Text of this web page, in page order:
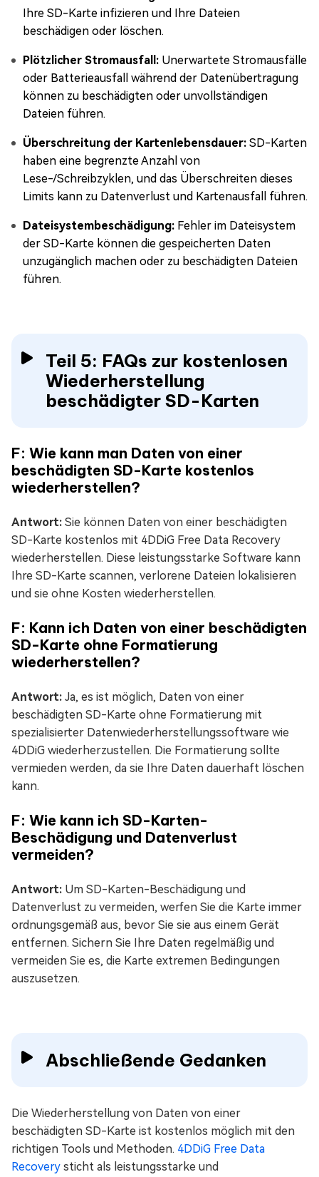
Ihre SD-Karte infizieren und Ihre Dateien
beschädigen oder löschen.
Plötzlicher Stromausfall: Unerwartete Stromausfälle
oder Batterieausfall während der Datenübertragung
können zu beschädigten oder unvollständigen
Dateien führen.
Überschreitung der Kartenlebensdauer: SD-Karten
haben eine begrenzte Anzahl von
Lese-/Schreibzyklen, und das Überschreiten dieses
Limits kann zu Datenverlust und Kartenausfall führen.
Dateisystembeschädigung: Fehler im Dateisystem
der SD-Karte können die gespeicherten Daten
unzugänglich machen oder zu beschädigten Dateien
führen.
Teil 5: FAQs zur kostenlosen
Wiederherstellung
beschädigter SD-Karten
F: Wie kann man Daten von einer
beschädigten SD-Karte kostenlos
wiederherstellen?
Antwort: Sie können Daten von einer beschädigten
SD-Karte kostenlos mit 4DDiG Free Data Recovery
wiederherstellen. Diese leistungsstarke Software kann
Ihre SD-Karte scannen, verlorene Dateien lokalisieren
und sie ohne Kosten wiederherstellen.
F: Kann ich Daten von einer beschädigten
SD-Karte ohne Formatierung
wiederherstellen?
Antwort: Ja, es ist möglich, Daten von einer
beschädigten SD-Karte ohne Formatierung mit
spezialisierter Datenwiederherstellungssoftware wie
4DDiG wiederherzustellen. Die Formatierung sollte
vermieden werden, da sie Ihre Daten dauerhaft löschen
kann.
F: Wie kann ich SD-Karten-
Beschädigung und Datenverlust
vermeiden?
Antwort: Um SD-Karten-Beschädigung und
Datenverlust zu vermeiden, werfen Sie die Karte immer
ordnungsgemäß aus, bevor Sie sie aus einem Gerät
entfernen. Sichern Sie Ihre Daten regelmäßig und
vermeiden Sie es, die Karte extremen Bedingungen
auszusetzen.
Abschließende Gedanken
Die Wiederherstellung von Daten von einer
beschädigten SD-Karte ist kostenlos möglich mit den
richtigen Tools und Methoden. 4DDiG Free Data
Recovery sticht als leistungsstarke und